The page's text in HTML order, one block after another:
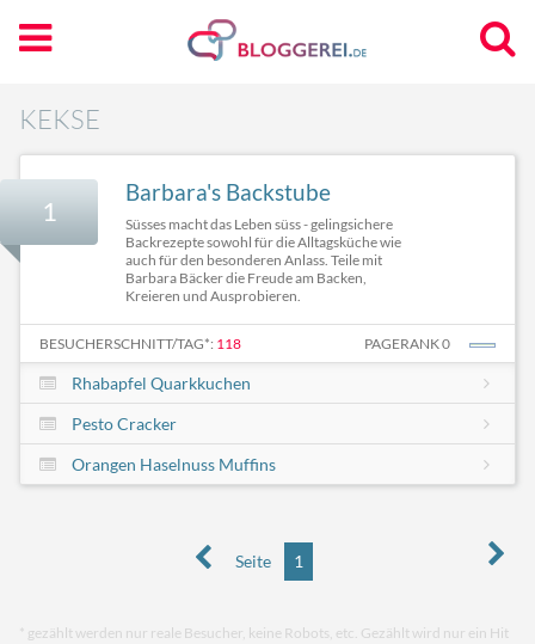
KEKSE
1
Barbara's Backstube
Süsses macht das Leben süss - gelingsichere
Backrezepte sowohl für die Alltagsküche wie
auch für den besonderen Anlass. Teile mit
Barbara Bäcker die Freude am Backen,
Kreieren und Ausprobieren.
BESUCHERSCHNITT/TAG*: 118 PAGERANK 0
Rhabapfel Quarkkuchen
Pesto Cracker
Orangen Haselnuss Muffins
Seite 1
* gezählt werden nur reale Besucher, keine Robots, etc. Gezählt wird nur ein Hit